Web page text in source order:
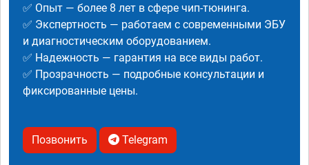
✅ Опыт — более 8 лет в сфере чип-тюнинга.
✅ Экспертность — работаем с современными ЭБУ
и диагностическим оборудованием.
✅ Надежность — гарантия на все виды работ.
✅ Прозрачность — подробные консультации и
фиксированные цены.
Позвонить Telegram